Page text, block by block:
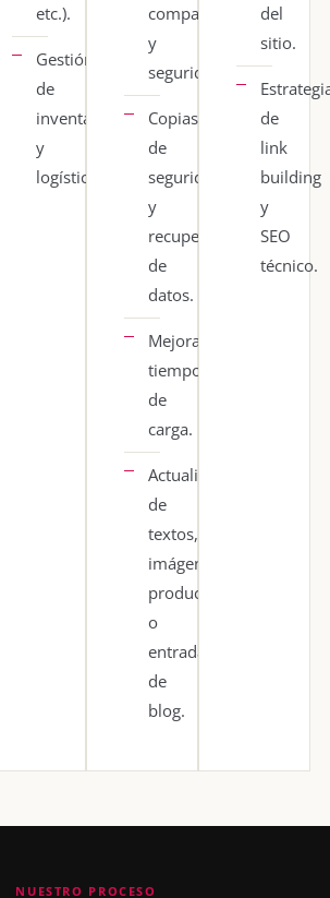
etc.).
Gestión
de
inventario
y
logística.
compatibilidad
y
seguridad.
Copias
de
seguridad
y
recuperación
de
datos.
Mejoramos
tiempos
de
carga.
Actualización
de
textos,
imágenes,
productos
o
entradas
de
blog.
del
sitio.
de
link
building
y
SEO
técnico.
NUESTRO PROCESO